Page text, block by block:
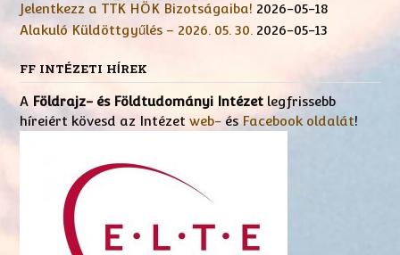
Jelentkezz a TTK HÖK Bizotságaiba! 2026-05-18
Alakuló Küldöttgyűlés – 2026. 05. 30. 2026-05-13
FF INTÉZETI HÍREK
A Földrajz- és Földtudományi Intézet legfrissebb
híreiért kövesd az Intézet web- és Facebook oldalát!